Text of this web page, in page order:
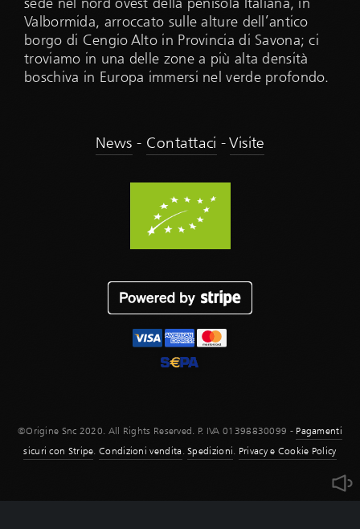
Valbormida, arroccato sulle alture dell’antico
borgo di Cengio Alto in Provincia di Savona; ci
troviamo in una delle zone a più alta densità
boschiva in Europa immersi nel verde profondo.
News - Contattaci -Visite
©Origine Snc 2020. All Rights Reserved. P. IVA 01398830099 - Pagamenti
sicuri con Stripe.Condizioni vendita.Spedizioni. Privacy e Cookie Policy